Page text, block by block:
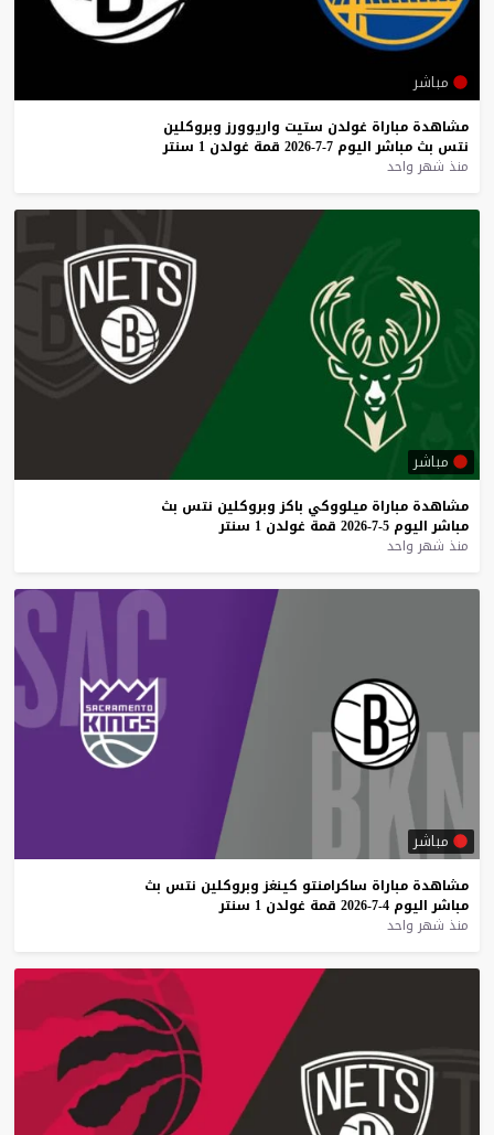
مباشر
مشاهدة مباراة غولدن ستيت واريوورز وبروكلين
نتس بث مباشر اليوم 7-7-2026 قمة غولدن 1 سنتر
منذ شهر واحد
مباشر
مشاهدة مباراة ميلووكي باكز وبروكلين نتس بث
مباشر اليوم 5-7-2026 قمة غولدن 1 سنتر
منذ شهر واحد
مباشر
مشاهدة مباراة ساكرامنتو كينغز وبروكلين نتس بث
مباشر اليوم 4-7-2026 قمة غولدن 1 سنتر
منذ شهر واحد